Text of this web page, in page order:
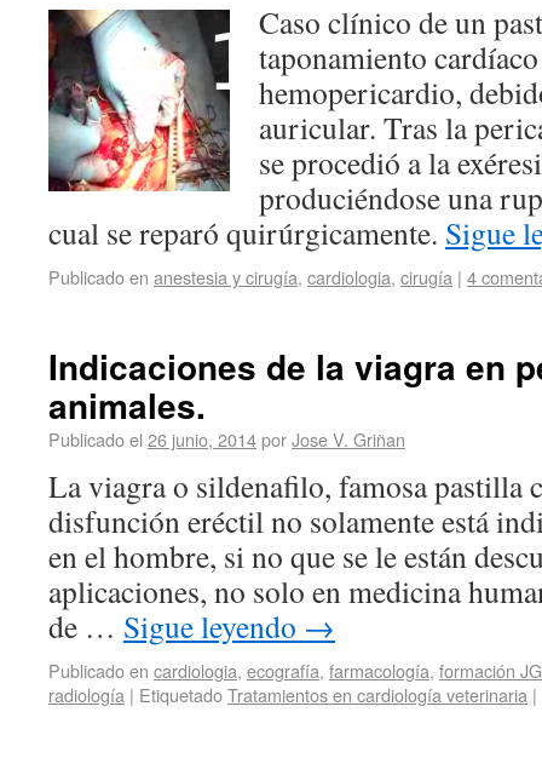
Caso clínico de un
taponamiento
hemopericardio,
auricular. Tras la
se procedió a la
produciéndose una
cual se reparó quirúrgicamente. Sigue
Publicado en anestesia y cirugía, cardiologia, cirugía | 4
Indicaciones de la viagra en
animales.
Publicado el 26 junio, 2014porJose V. Griñan
La viagra o sildenafilo, famosa pastilla
disfunción eréctil no solamente está
en el hombre, si no que se le están
aplicaciones, no solo en medicina
de … Sigue leyendo →
Publicado en cardiologia, ecografía, farmacología, formación JG
radiología | EtiquetadoTratamientos en cardiología veterinaria |